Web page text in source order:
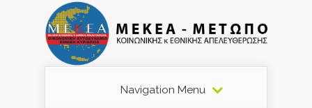
Navigation Menu